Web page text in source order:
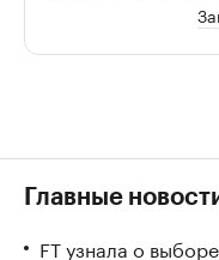
Главные
FT узнала о